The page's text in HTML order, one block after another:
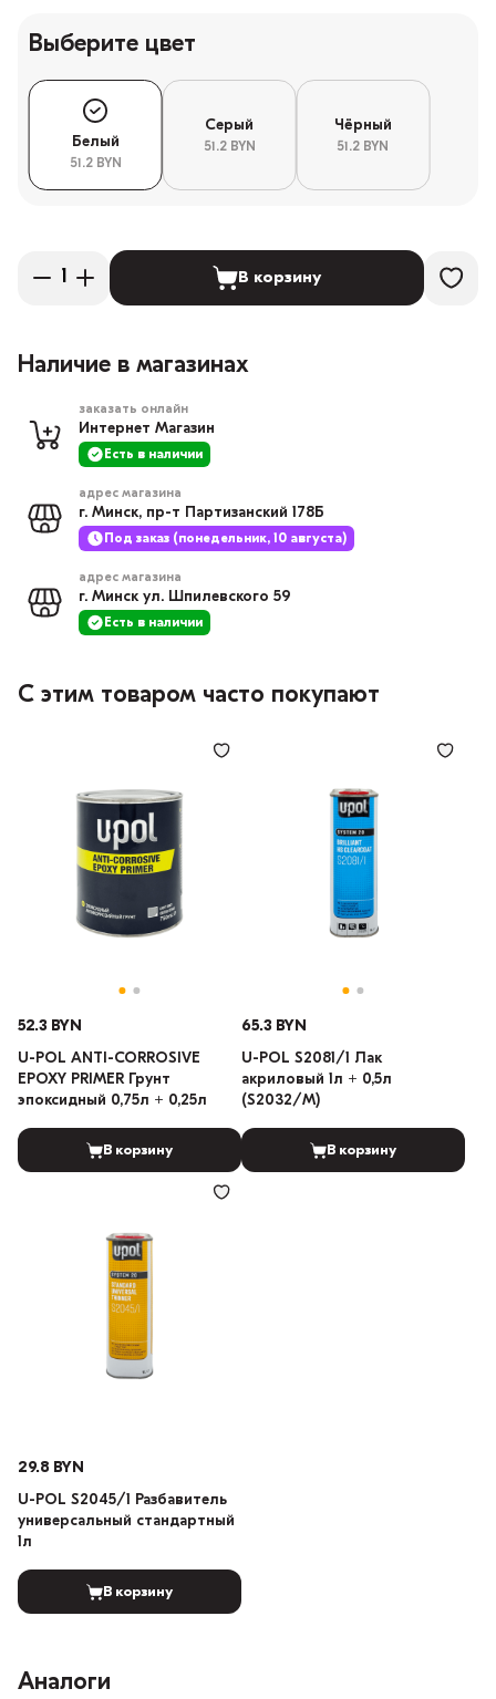
Выберите цвет
Белый
51.2 BYN
Серый
51.2 BYN
Чёрный
51.2 BYN
В корзину
Наличие в магазинах
заказать онлайн
Интернет Магазин
Есть в наличии
адрес магазина
г. Минск, пр-т Партизанский 178Б
Под заказ (понедельник, 10 августа)
адрес магазина
г. Минск ул. Шпилевского 59
Есть в наличии
С этим товаром часто покупают
52.3 BYN
U-POL ANTI-CORROSIVE
EPOXY PRIMER Грунт
эпоксидный 0,75л + 0,25л
В корзину
65.3 BYN
U-POL S2081/1 Лак
акриловый 1л + 0,5л
(S2032/M)
В корзину
29.8 BYN
U-POL S2045/1 Разбавитель
универсальный стандартный
1л
В корзину
Аналоги